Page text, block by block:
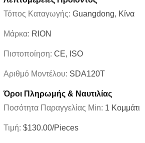
Τόπος Καταγωγής: Guangdong, Κίνα
Μάρκα: RION
Πιστοποίηση: CE, ISO
Αριθμό Μοντέλου: SDA120T
Όροι Πληρωμής & Ναυτιλίας
Ποσότητα Παραγγελίας Min: 1 Κομμάτι
Τιμή: $130.00/Pieces